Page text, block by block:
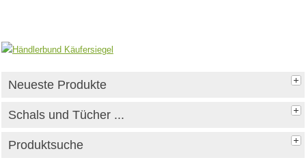
Neueste Produkte
Schals und Tücher ...
Produktsuche